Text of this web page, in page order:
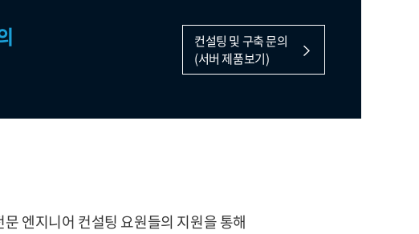
컨설팅 및 구축 문의
(서버 제품보기)
엔지니어 컨설팅 요원들의 지원을 통해